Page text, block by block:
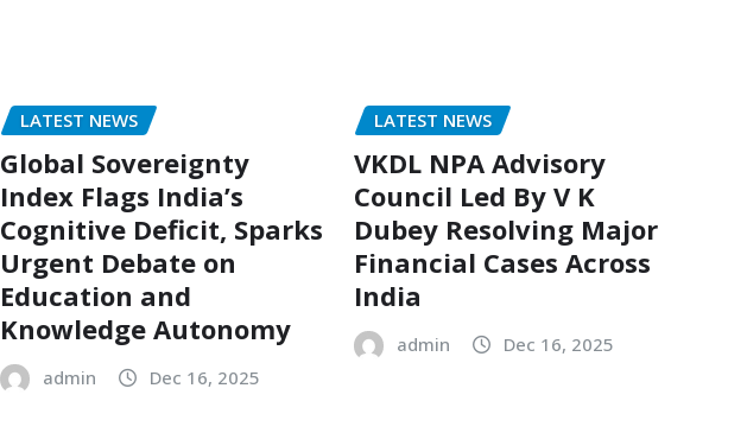
LATEST NEWS
Global Sovereignty
Index Flags India’s
Cognitive Deficit, Sparks
Urgent Debate on
Education and
Knowledge Autonomy
admin Dec 16, 2025
LATEST NEWS
VKDL NPA Advisory
Council Led By V K
Dubey Resolving Major
Financial Cases Across
India
admin Dec 16, 2025